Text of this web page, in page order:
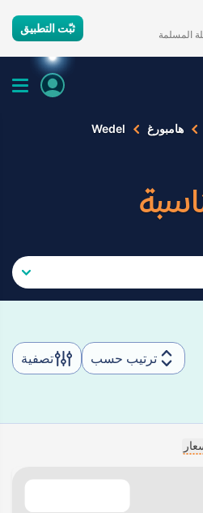
المسلمة ثبّت التطبيق
هامبورغ Wedel
ترتيب حسب تصفية